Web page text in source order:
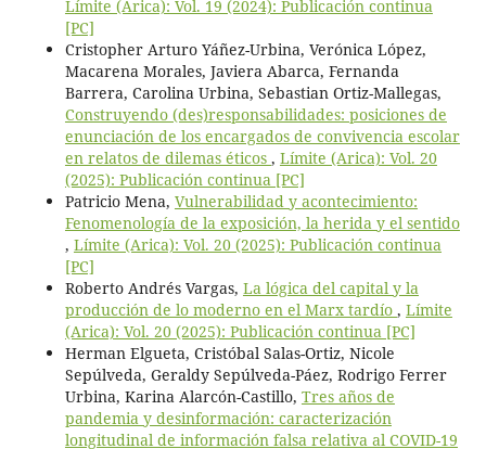
Límite (Arica): Vol. 19 (2024): Publicación continua
[PC]
Cristopher Arturo Yáñez-Urbina, Verónica López,
Macarena Morales, Javiera Abarca, Fernanda
Barrera, Carolina Urbina, Sebastian Ortiz-Mallegas,
Construyendo (des)responsabilidades: posiciones de
enunciación de los encargados de convivencia escolar
en relatos de dilemas éticos , Límite (Arica): Vol. 20
(2025): Publicación continua [PC]
Patricio Mena, Vulnerabilidad y acontecimiento:
Fenomenología de la exposición, la herida y el sentido
, Límite (Arica): Vol. 20 (2025): Publicación continua
[PC]
Roberto Andrés Vargas, La lógica del capital y la
producción de lo moderno en el Marx tardío , Límite
(Arica): Vol. 20 (2025): Publicación continua [PC]
Herman Elgueta, Cristóbal Salas-Ortiz, Nicole
Sepúlveda, Geraldy Sepúlveda-Páez, Rodrigo Ferrer
Urbina, Karina Alarcón-Castillo, Tres años de
pandemia y desinformación: caracterización
longitudinal de información falsa relativa al COVID-19